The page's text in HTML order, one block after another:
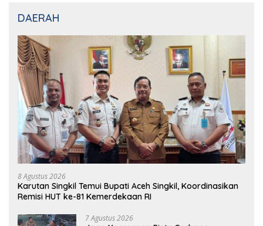
DAERAH
8 Agustus 2026
Karutan Singkil Temui Bupati Aceh Singkil, Koordinasikan
Remisi HUT ke-81 Kemerdekaan RI
7 Agustus 2026